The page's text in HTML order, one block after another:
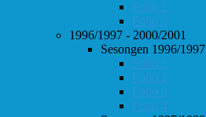
Follo 2
Follo 3
1996/1997 - 2000/2001
Sesongen 1996/1997
Follo 1
Follo 2
Follo 3
Follo 4